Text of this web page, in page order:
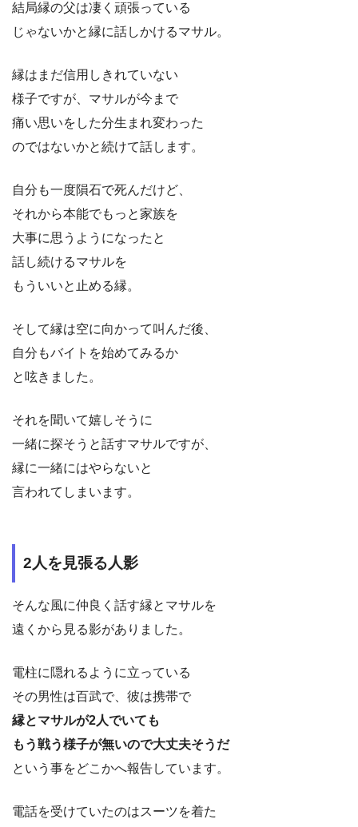
結局縁の父は凄く頑張っている
じゃないかと縁に話しかけるマサル。
縁はまだ信用しきれていない
様子ですが、マサルが今まで
痛い思いをした分生まれ変わった
のではないかと続けて話します。
自分も一度隕石で死んだけど、
それから本能でもっと家族を
大事に思うようになったと
話し続けるマサルを
もういいと止める縁。
そして縁は空に向かって叫んだ後、
自分もバイトを始めてみるか
と呟きました。
それを聞いて嬉しそうに
一緒に探そうと話すマサルですが、
縁に一緒にはやらないと
言われてしまいます。
2人を見張る人影
そんな風に仲良く話す縁とマサルを
遠くから見る影がありました。
電柱に隠れるように立っている
その男性は百武で、彼は携帯で
縁とマサルが2人でいても
もう戦う様子が無いので大丈夫そうだ
という事をどこかへ報告しています。
電話を受けていたのはスーツを着た